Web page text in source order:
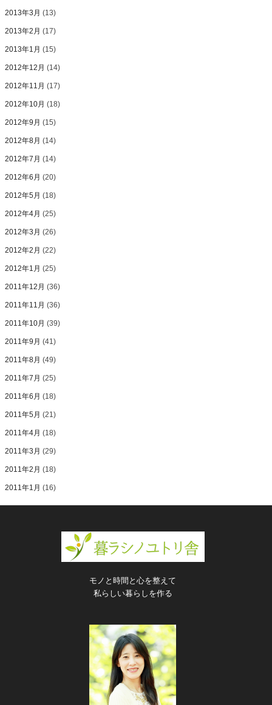
2013年3月 (13)
2013年2月 (17)
2013年1月 (15)
2012年12月 (14)
2012年11月 (17)
2012年10月 (18)
2012年9月 (15)
2012年8月 (14)
2012年7月 (14)
2012年6月 (20)
2012年5月 (18)
2012年4月 (25)
2012年3月 (26)
2012年2月 (22)
2012年1月 (25)
2011年12月 (36)
2011年11月 (36)
2011年10月 (39)
2011年9月 (41)
2011年8月 (49)
2011年7月 (25)
2011年6月 (18)
2011年5月 (21)
2011年4月 (18)
2011年3月 (29)
2011年2月 (18)
2011年1月 (16)
モノと時間と心を整えて
私らしい暮らしを作る